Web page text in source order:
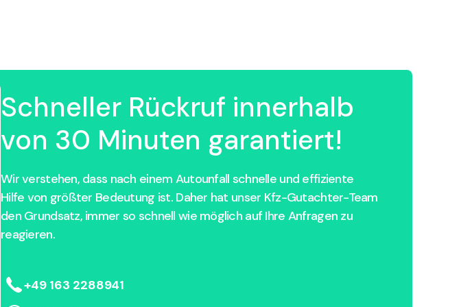
Schneller Rückruf innerhalb
von 30 Minuten garantiert!
Wir verstehen, dass nach einem Autounfall schnelle und effiziente
Hilfe von größter Bedeutung ist. Daher hat unser Kfz-Gutachter-Team
den Grundsatz, immer so schnell wie möglich auf Ihre Anfragen zu
reagieren.
+49 163 2288941